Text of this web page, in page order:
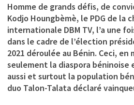
Homme de grands défis, de
Kodjo Houngbèmè, le PDG de la
internationale DBM TV, l’a une
dans le cadre de l’élection
2021 déroulée au Bénin. Ceci, en
seulement la diaspora béninoise
aussi et surtout la population
duo Talon-Talata déclaré